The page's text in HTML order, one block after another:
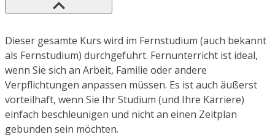
Dieser gesamte Kurs wird im Fernstudium (auch bekannt
als Fernstudium) durchgeführt. Fernunterricht ist ideal,
wenn Sie sich an Arbeit, Familie oder andere
Verpflichtungen anpassen müssen. Es ist auch äußerst
vorteilhaft, wenn Sie Ihr Studium (und Ihre Karriere)
einfach beschleunigen und nicht an einen Zeitplan
gebunden sein möchten.